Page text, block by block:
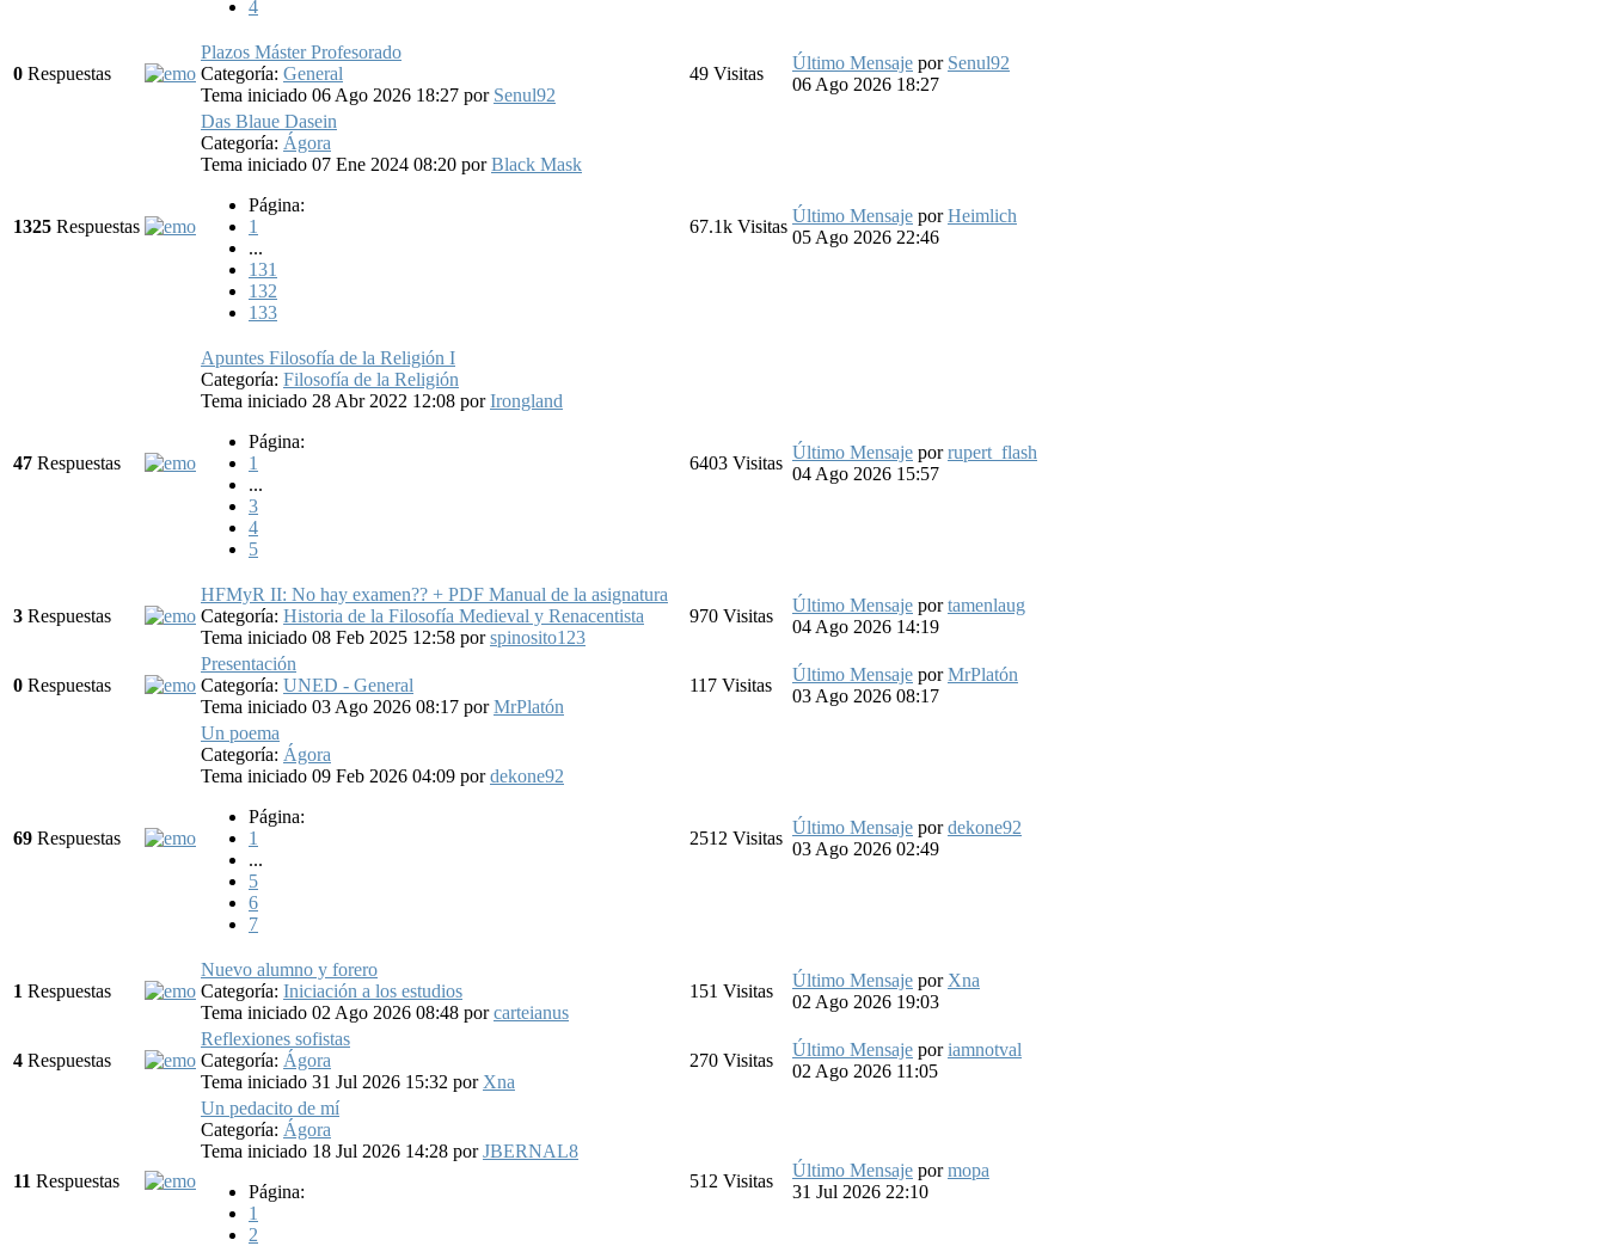
4
0 Respuestas
Plazos Máster Profesorado
Categoría: General
Tema iniciado 06 Ago 2026 18:27 por Senul92
49 Visitas
Último Mensaje por Senul92
06 Ago 2026 18:27
1325 Respuestas
Das Blaue Dasein
Categoría: Ágora
Tema iniciado 07 Ene 2024 08:20 porBlack Mask
Página:
1
...
131
132
133
67.1k Visitas
Último Mensaje porHeimlich
05 Ago 2026 22:46
47 Respuestas
Apuntes Filosofía de la Religión I
Categoría: Filosofía de la Religión
Tema iniciado 28 Abr 2022 12:08 porIrongland
Página:
1
...
3
4
5
6403 Visitas
Último Mensaje porrupert_flash
04 Ago 2026 15:57
3 Respuestas
HFMyR II: No hay examen?? + PDF Manual de la asignatura
Categoría: Historia de la Filosofía Medieval y Renacentista
Tema iniciado 08 Feb 2025 12:58 porspinosito123
970 Visitas
Último Mensaje portamenlaug
04 Ago 2026 14:19
0 Respuestas
Presentación
Categoría: UNED - General
Tema iniciado 03 Ago 2026 08:17 porMrPlatón
117 Visitas
Último Mensaje porMrPlatón
03 Ago 2026 08:17
69 Respuestas
Un poema
Categoría: Ágora
Tema iniciado 09 Feb 2026 04:09 pordekone92
Página:
1
...
5
6
7
2512 Visitas
Último Mensaje pordekone92
03 Ago 2026 02:49
1 Respuestas
Nuevo alumno y forero
Categoría: Iniciación a los estudios
Tema iniciado 02 Ago 2026 08:48 porcarteianus
151 Visitas
Último Mensaje por Xna
02 Ago 2026 19:03
4 Respuestas
Reflexiones sofistas
Categoría: Ágora
Tema iniciado 31 Jul 2026 15:32 por Xna
270 Visitas
Último Mensaje poriamnotval
02 Ago 2026 11:05
11 Respuestas
Un pedacito de mí
Categoría: Ágora
Tema iniciado 18 Jul 2026 14:28 porJBERNAL8
Página:
1
2
512 Visitas
Último Mensaje pormopa
31 Jul 2026 22:10